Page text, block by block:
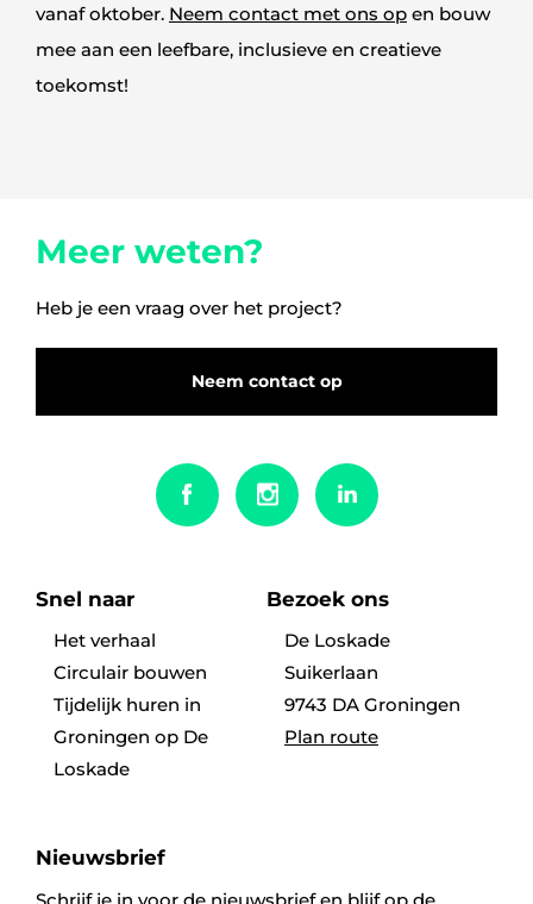
vanaf oktober. Neem contact met ons op en bouw
mee aan een leefbare, inclusieve en creatieve
toekomst!
Meer weten?
Heb je een vraag over het project?
Neem contact op
Snel naar
Het verhaal
Circulair bouwen
Tijdelijk huren in
Groningen op De
Loskade
Bezoek ons
De Loskade
Suikerlaan
9743 DA Groningen
Plan route
Nieuwsbrief